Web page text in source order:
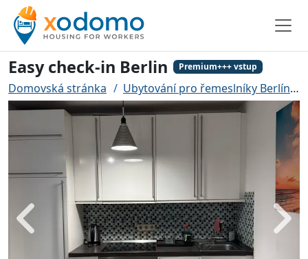
Easy check-in Berlin Premium+++ vstup
Domovská stránka Ubytování pro řemeslníky Berlín
Zadní Dále